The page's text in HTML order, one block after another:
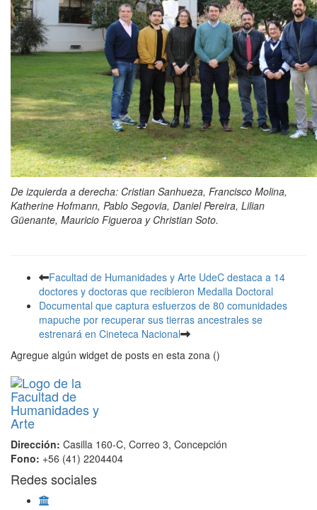
De izquierda a derecha: Cristian Sanhueza, Francisco Molina,
Katherine Hofmann, Pablo Segovia, Daniel Pereira, Lilian
Güenante, Mauricio Figueroa y Christian Soto.
Facultad de Humanidades y Arte UdeC destaca a 14
doctores y doctoras que recibieron Medalla Doctoral
Documental que captura esfuerzos de 80 comunidades
mapuche por recuperar sus tierras ancestrales se
estrenará en Cineteca Nacional
Agregue algún widget de posts en esta zona ()
Dirección: Casilla 160-C, Correo 3, Concepción
Fono: +56 (41) 2204404
Redes sociales